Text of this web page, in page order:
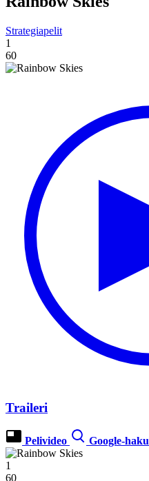
Strategiapelit
1
60
Traileri
Pelivideo Google-haku
1
60